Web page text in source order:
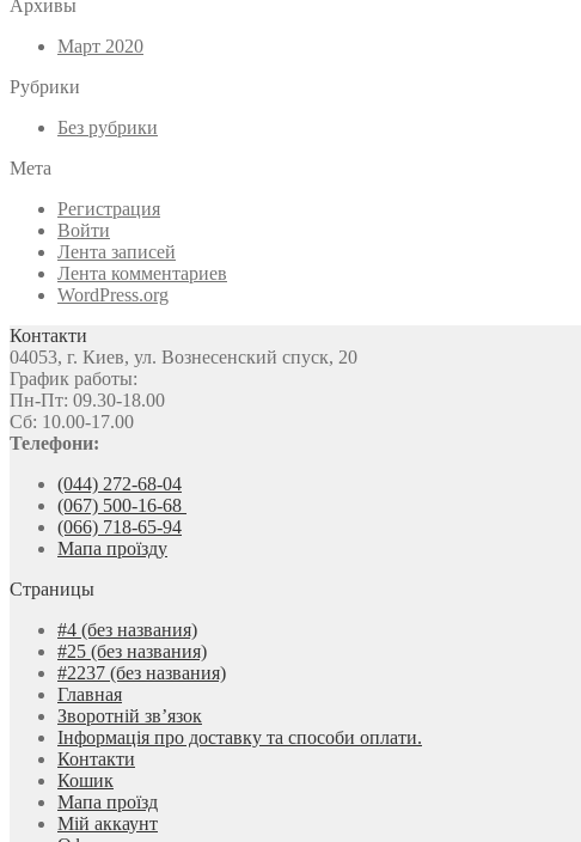
Архивы
Март 2020
Рубрики
Без рубрики
Мета
Регистрация
Войти
Лента записей
Лента комментариев
WordPress.org
Контакти
04053, г. Киев, ул. Вознесенский спуск, 20
График работы:
Пн-Пт: 09.30-18.00
Сб: 10.00-17.00
Телефони:
(044) 272-68-04
(067) 500-16-68
(066) 718-65-94
Мапа проїзду
Страницы
#4 (без названия)
#25 (без названия)
#2237 (без названия)
Главная
Зворотній зв’язок
Інформація про доставку та способи оплати.
Контакти
Кошик
Мапа проїзд
Мій аккаунт